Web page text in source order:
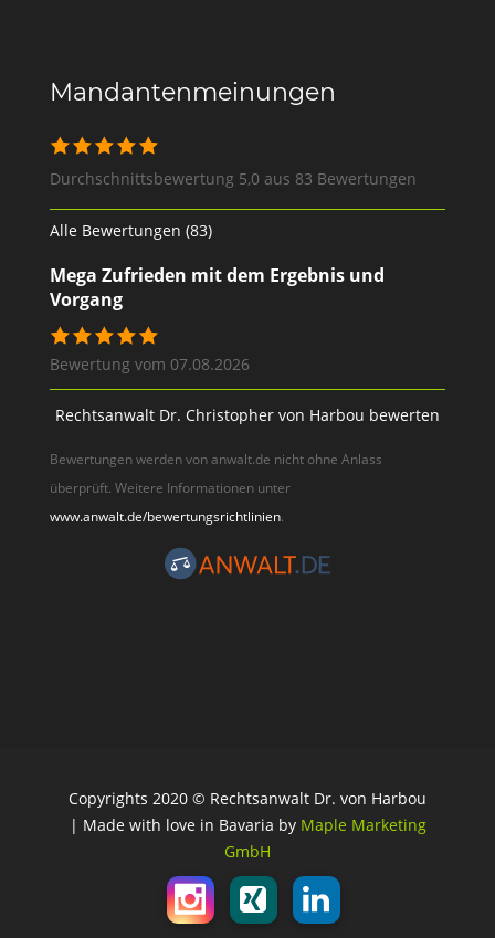
Mandantenmeinungen
Durchschnittsbewertung 5,0 aus 83 Bewertungen
Alle Bewertungen (83)
Mega Zufrieden mit dem Ergebnis und
Vorgang
Bewertung vom 07.08.2026
Rechtsanwalt Dr. Christopher von Harbou bewerten
Bewertungen werden von anwalt.de nicht ohne Anlass
überprüft. Weitere Informationen unter
www.anwalt.de/bewertungsrichtlinien.
Copyrights 2020 © Rechtsanwalt Dr. von Harbou
| Made with love in Bavaria by Maple Marketing
GmbH